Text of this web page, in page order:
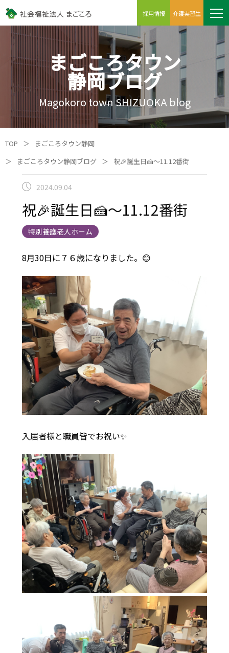
採用情報 介護実習生
まごころタウン
静岡ブログ
Magokoro town SHIZUOKA blog
TOP ＞
まごころタウン静岡
＞
まごころタウン静岡ブログ ＞ 祝🎉誕生日🍰～11.12番街
2024.09.04
祝🎉誕生日🍰～11.12番街
特別養護老人ホーム
8月30日に７６歳になりました。😊
入居者様と職員皆でお祝い✨